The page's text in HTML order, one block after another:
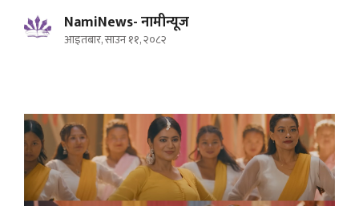
NamiNews- नामीन्यूज
आइतबार, साउन ११, २०८२